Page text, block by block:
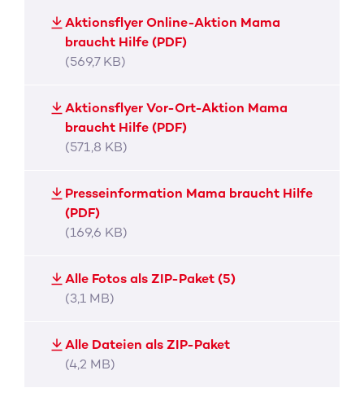
Aktionsflyer Online-Aktion Mama
braucht Hilfe (PDF)
(569,7 KB)
Aktionsflyer Vor-Ort-Aktion Mama
braucht Hilfe (PDF)
(571,8 KB)
Presseinformation Mama braucht Hilfe
(PDF)
(169,6 KB)
Alle Fotos als ZIP-Paket (5)
(3,1 MB)
Alle Dateien als ZIP-Paket
(4,2 MB)